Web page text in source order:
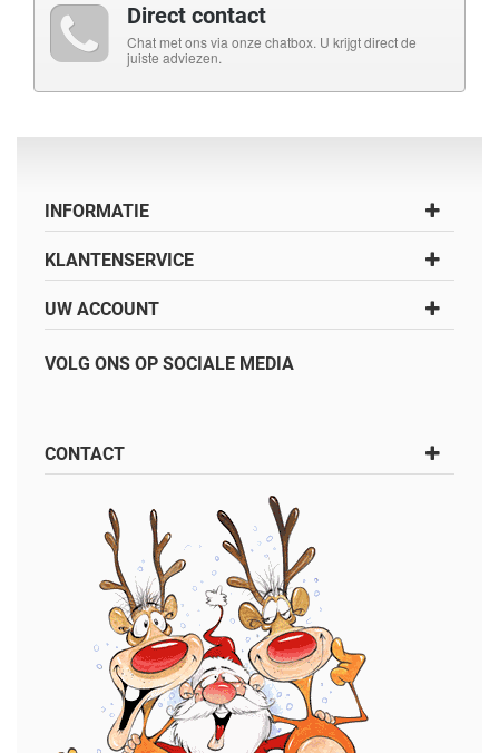
Direct contact
Chat met ons via onze chatbox. U krijgt direct de
juiste adviezen.
INFORMATIE
KLANTENSERVICE
UW ACCOUNT
VOLG ONS OP SOCIALE MEDIA
CONTACT